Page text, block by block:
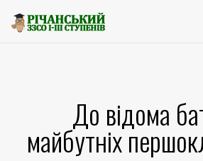
До відома
майбутніх